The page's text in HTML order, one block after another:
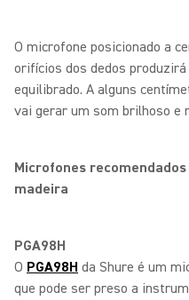
O microfone posicionado a
orifícios dos dedos
equilibrado. A alguns
vai gerar um som brilhoso e
Microfones
madeira
PGA98H
O PGA98H da Shure é um
que pode ser preso a